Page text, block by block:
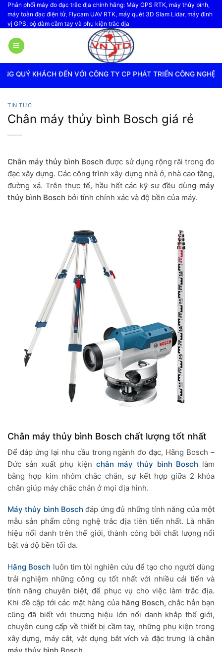
Bỏ
qua
nội
dung
Phân phối máy đo đạc trắc địa chính hãng: Máy GPS RTK, máy thủy bình,
máy toàn đạc điện tử, Flycam UAV RTK, máy quét 3D Slam Lidar, máy định
vị GPS, bộ đàm cầm tay và phụ kiện trắc địa
ĐẾN VỚI CÔNG TY CP PHÁT TRIỂN CÔNG NGHỆ TRẮC ĐỊA VIỆT
TIN TỨC
Chân máy thủy bình Bosch giá rẻ
Chân máy thủy bình Boschđược sử dụng rộng rãi trong đo
đạc xây dựng. Các công trình xây dựng nhà ở, nhà cao tầng,
đường xá. Trên thực tế, hầu hết các kỹ sư đều dùng máy
thủy bình Bosch bởi tính chính xác và độ bền của máy.
Chân máy thủy bình Bosch chất lượng tốt nhất
Để đáp ứng lại nhu cầu trong ngành đo đạc, Hãng Bosch –
Đức sản xuất phụ kiện chân máy thủy bình Bosch làm
bằng hợp kim nhôm chắc chắn, sự kết hợp giữa 2 khóa
chân giúp máy chắc chắn ở mọi địa hình.
Máy thủy bình Bosch đáp ứng đủ những tính năng của một
mẫu sản phẩm công nghệ trắc địa tiên tiến nhất. Là nhãn
hiệu nổi danh trên thế giới, thành công bởi chất lượng nổi
bật và độ bền tối đa.
Hãng Bosch luôn tìm tòi nghiên cứu để tạo cho người dùng
trải nghiệm những công cụ tốt nhất với nhiều cải tiến và
tính năng chuyên biệt, để phục vụ cho việc làm trắc địa.
Khi đề cập tới các mặt hàng của hãng Bosch, chắc hẳn bạn
cũng đã biết với thương hiệu lớn nổi danh khắp thế giới,
chuyên cung cấp về thiết bị cầm tay, những phụ kiện trong
xây dựng, máy cắt, vật dụng bắt vích và đặc trưng là chân
máy thủy bình Bosch.